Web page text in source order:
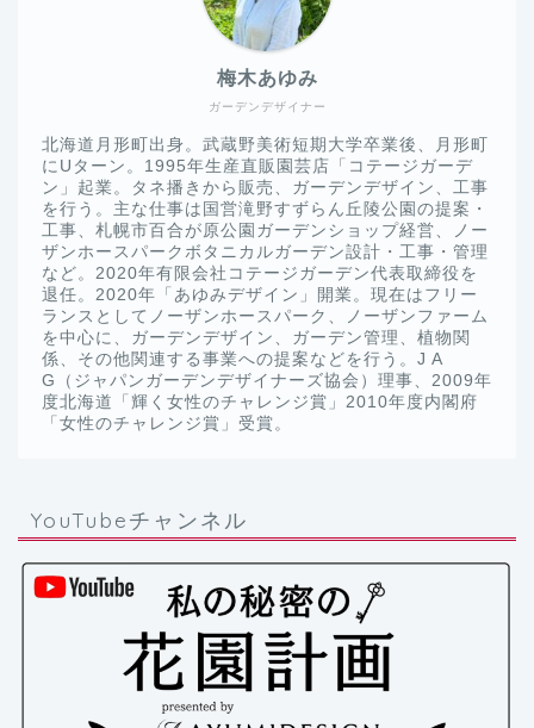
ガーデンデザイナー
梅木あゆみ
北海道月形町出身。武蔵野美術短期大学卒業後、月形町
にUターン。1995年生産直販園芸店「コテージガーデ
ン」起業。タネ播きから販売、ガーデンデザイン、工事
を行う。主な仕事は国営滝野すずらん丘陵公園の提案・
工事、札幌市百合が原公園ガーデンショップ経営、ノー
ザンホースパークボタニカルガーデン設計・工事・管理
など。2020年有限会社コテージガーデン代表取締役を
退任。2020年「あゆみデザイン」開業。現在はフリー
ランスとしてノーザンホースパーク、ノーザンファーム
を中心に、ガーデンデザイン、ガーデン管理、植物関
係、その他関連する事業への提案などを行う。J A
G（ジャパンガーデンデザイナーズ協会）理事、2009年
度北海道「輝く女性のチャレンジ賞」2010年度内閣府
「女性のチャレンジ賞」受賞。
YouTubeチャンネル